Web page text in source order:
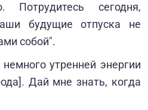
Потрудитесь сегодня,
будущие отпуска не
собой".
утренней энергии
Дай мне знать, когда